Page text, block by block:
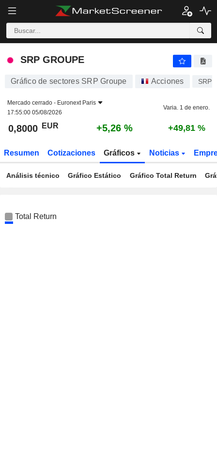
SRP GROUPE
SRP GROUPE
Gráfico de sectores SRP Groupe Acciones SRP
Mercado cerrado - Euronext Paris
17:55:00 05/08/2026
Varia. 1 de enero.
0,8000 EUR +5,26 % +49,81 %
Resumen Cotizaciones Gráficos Noticias
Análisis técnico Gráfico Estático Gráfico Total Return
Total Return